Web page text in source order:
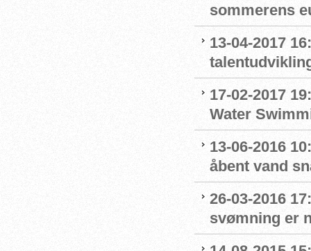
sommerens
13-04-2017
17-02-2017
Water
13-06-2016
åbent vand
26-03-2016
svømning er